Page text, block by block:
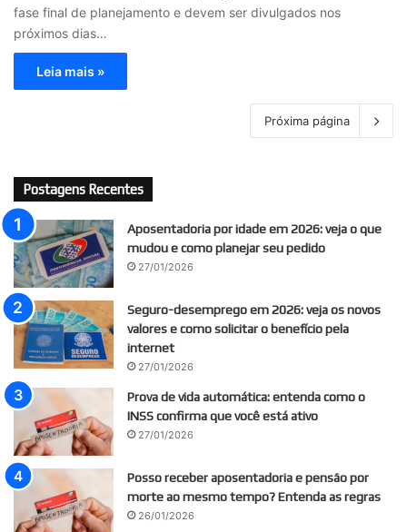
fase final de planejamento e devem ser divulgados nos
próximos dias…
Leia mais »
Próxima página
Postagens Recentes
Aposentadoria por idade em 2026: veja o que
mudou e como planejar seu pedido
27/01/2026
Seguro-desemprego em 2026: veja os novos
valores e como solicitar o benefício pela
internet
27/01/2026
Prova de vida automática: entenda como o
INSS confirma que você está ativo
27/01/2026
Posso receber aposentadoria e pensão por
morte ao mesmo tempo? Entenda as regras
26/01/2026